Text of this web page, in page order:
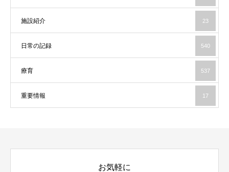
施設紹介 23
日常の記録 540
療育 537
重要情報 17
お気軽に